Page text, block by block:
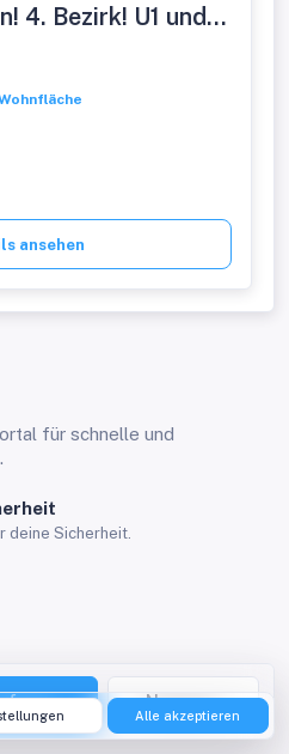
4. Bezirk! U1 und
ansehen
Nummer
für schnelle und
deine Sicherheit.
Alle akzeptieren